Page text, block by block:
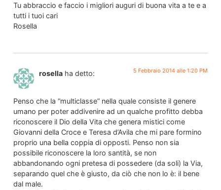
Tu abbraccio e faccio i migliori auguri di buona vita a te e a
tutti i tuoi cari
Rosella
rosella ha detto: 5 Febbraio 2014 alle 1:20 PM
Penso che la “multiclasse” nella quale consiste il genere
umano per poter addivenire ad un qualche profitto debba
riconoscere il Dio della Vita che genera mistici come
Giovanni della Croce e Teresa d’Avila che mi pare formino
proprio una bella coppia di opposti. Penso non sia
possibile riconoscere la loro santità, se non
abbandonando ogni pretesa di possedere (da soli) la Via,
separando quel che è giusto, da ciò che non lo è: il bene
dal male.